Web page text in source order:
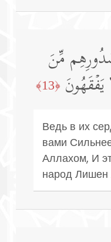
مِّنَ
یَفۡقَهُونَ ﴿13﴾
Ведь в их
вами
Аллахом, И
народ Лишен